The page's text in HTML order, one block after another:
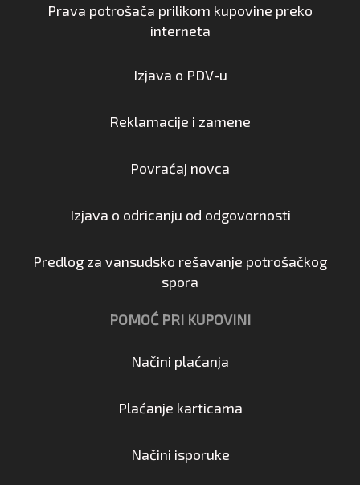
Prava potrošača prilikom kupovine preko
interneta
Izjava o PDV-u
Reklamacije i zamene
Povraćaj novca
Izjava o odricanju od odgovornosti
Predlog za vansudsko rešavanje potrošačkog
spora
POMOĆ PRI KUPOVINI
Načini plaćanja
Plaćanje karticama
Načini isporuke